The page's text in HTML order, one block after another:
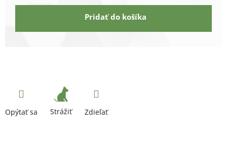
Pridať do košíka
Opýtať sa Strážiť Zdieľať